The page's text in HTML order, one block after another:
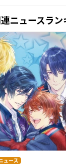
ニュースラン
ュース